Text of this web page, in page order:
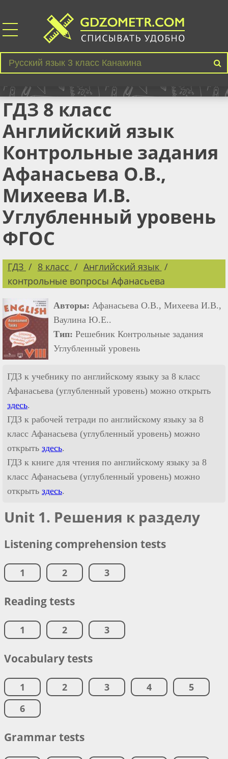
ГДЗ 8 класс
Английский язык
Контрольные задания
Афанасьева О.В.,
Михеева И.В.
Углубленный уровень
ФГОС
ГДЗ 8 класс
Английский язык
контрольные вопросы Афанасьева
Авторы: Афанасьева О.В., Михеева И.В.,
Ваулина Ю.Е..
Тип: Решебник Контрольные задания
Углубленный уровень
ГДЗ к учебнику по английскому языку за 8 класс
Афанасьева (углубленный уровень) можно открыть
здесь.
ГДЗ к рабочей тетради по английскому языку за 8
класс Афанасьева (углубленный уровень) можно
открыть здесь.
ГДЗ к книге для чтения по английскому языку за 8
класс Афанасьева (углубленный уровень) можно
открыть здесь.
Unit 1. Решения к разделу
Listening comprehension tests
1 2 3
Reading tests
1 2 3
Vocabulary tests
1 2 3 4
5
6
Grammar tests